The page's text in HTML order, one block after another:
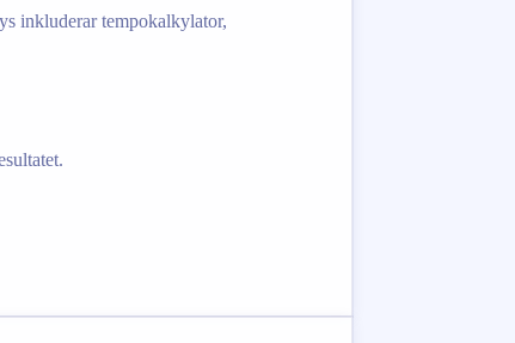
inkluderar tempokalkylator,